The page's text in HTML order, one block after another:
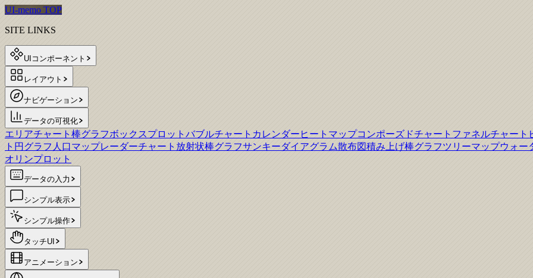
UI-memo TOP
SITE LINKS
UIコンポーネント
レイアウト
ナビゲーション
データの可視化
エリアチャート 棒グラフボックスプロット バブルチャート カレンダーヒートマップコンポーズドチャート ファネルチャート
ト 円グラフ 人口マップレーダーチャート 放射状棒グラフサンキーダイアグラム散布図積み上げ棒グラフツリーマップウォー
オリンプロット
データの入力
シンプル表示
シンプル操作
タッチUI
アニメーション